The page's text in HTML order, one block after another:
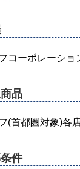
コーポレーショ
品
(首都圏対象)各
件